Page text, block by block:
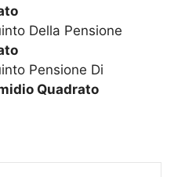
Della Pensione
Pensione Di
Quadrato